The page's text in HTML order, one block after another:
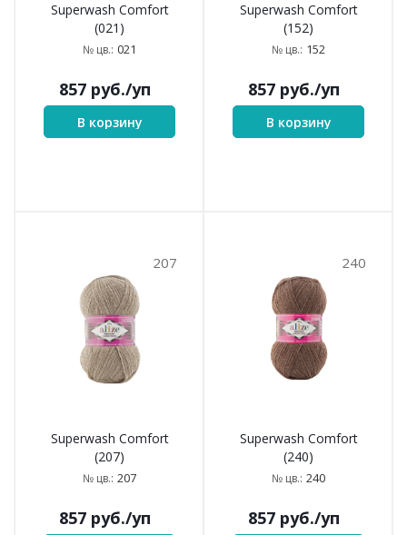
Superwash Comfort
(021)
№ цв.: 021
857 руб./уп
В корзину
Superwash Comfort
(152)
№ цв.: 152
857 руб./уп
В корзину
207
Superwash Comfort
(207)
№ цв.: 207
857 руб./уп
240
Superwash Comfort
(240)
№ цв.: 240
857 руб./уп